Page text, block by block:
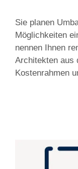
Sie planen
Möglichkeiten
nennen Ihnen
Architekten aus
Kostenrahmen